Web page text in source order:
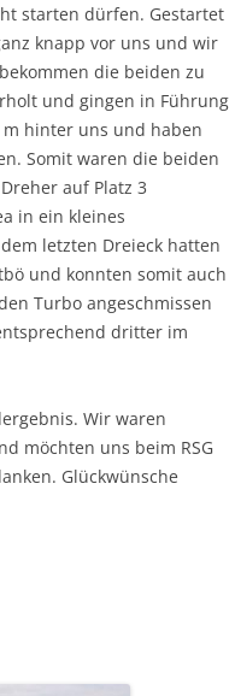
starten dürfen. Gestartet
knapp vor uns und wir
die beiden zu
und gingen in Führung
m hinter uns und haben
Somit waren die beiden
auf Platz 3
in ein kleines
letzten Dreieck hatten
und konnten somit auch
Turbo angeschmissen
dritter im
Wir waren
möchten uns beim RSG
Glückwünsche